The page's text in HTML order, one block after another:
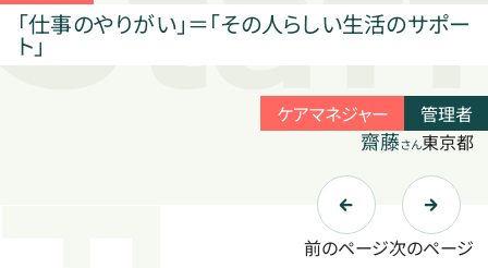
Staff
訪問入浴
Culture
福利厚生
トップメッセージ
採用担当者の想い
「仕事のやりがい」＝「その人らしい生活のサポー
ト」
ケアマネジャー 管理者
齋藤さん東京都
前のページ次のページ